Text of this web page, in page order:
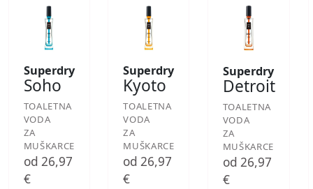
Superdry
Soho
TOALETNA
VODA
ZA
MUŠKARCE
od 26,97
€
Superdry
Kyoto
TOALETNA
VODA
ZA
MUŠKARCE
od 26,97
€
Superdry
Detroit
TOALETNA
VODA
ZA
MUŠKARCE
od 26,97
€